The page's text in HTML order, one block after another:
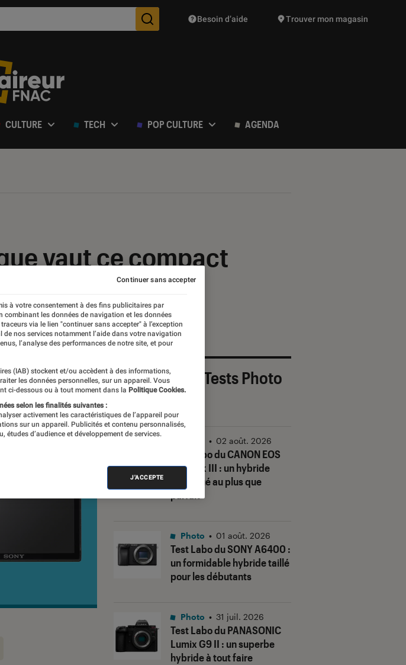
Des suggestions de produits vont vous être proposées
Besoin d’aide Trouver mon magasin
CULTURE TECH POP CULTURE AGENDA
vaut ce compact
Nos derniers Tests Photo
Test Labo du CANON EOS
R6 Mark III : un hybride
conjugué au plus que
• 02 août. 2026
Test Labo du SONY A6400 :
un formidable hybride taillé
pour les débutants
Photo • 01 août. 2026
Test Labo du PANASONIC
Lumix G9 II : un superbe
hybride à tout faire
Photo • 31 juil. 2026
à votre consentement à des fins publicitaires par
les données de navigation et les données
via le lien "continuer sans accepter" à l’exception
nos services notamment l’aide dans votre navigation
l’analyse des performances de notre site, et pour
(IAB) stockent et/ou accèdent à des informations,
les données personnelles, sur un appareil. Vous
ci-dessous ou à tout moment dans la Politique Cookies.
selon les finalités suivantes :
activement les caractéristiques de l’appareil pour
sur un appareil. Publicités et contenu personnalisés,
études d’audience et développement de services.
J'ACCEPTE
Continuer sans accepter